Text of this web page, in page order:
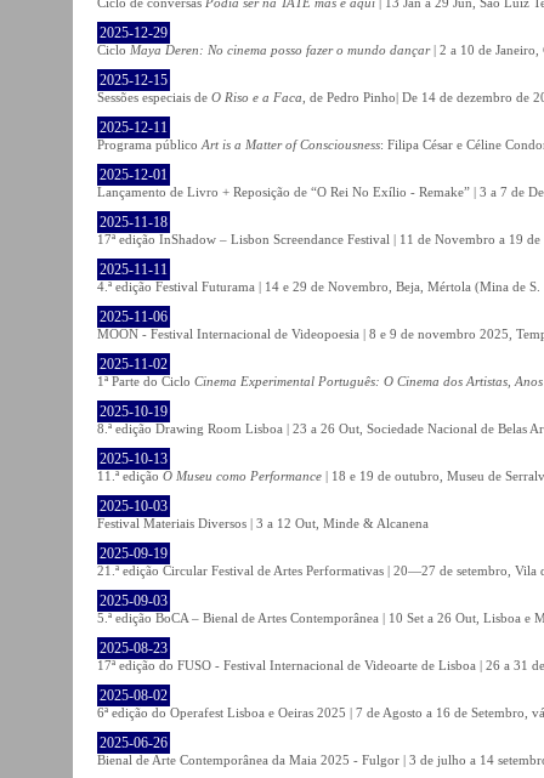
2025-12-29
Ciclo Maya Deren: No cinema posso fazer o mundo dançar| 2 a 10 de Janeiro,
2025-12-15
Sessões especiais de O Riso e a Faca , de Pedro Pinho| De 14 de dezembro de
2025-12-11
Programa público Art is a Matter of Consciousness: Filipa César e Céline
2025-12-01
Lançamento de Livro + Reposição de “O Rei No Exílio - Remake” | 3 a 7 de
2025-11-18
17ª edição InShadow – Lisbon Screendance Festival | 11 de Novembro a 19
2025-11-11
4.ª edição Festival Futurama | 14 e 29 de Novembro, Beja, Mértola (Mina de
2025-11-06
MOON - Festival Internacional de Videopoesia | 8 e 9 de novembro 2025,
2025-11-02
1ª Parte do Ciclo Cinema Experimental Português: O Cinema dos Artistas,
2025-10-19
8.ª edição Drawing Room Lisboa | 23 a 26 Out, Sociedade Nacional de Belas
2025-10-13
11.ª edição O Museu como Performance | 18 e 19 de outubro, Museu de
2025-10-03
Festival Materiais Diversos | 3 a 12 Out, Minde & Alcanena
2025-09-19
21.ª edição Circular Festival de Artes Performativas | 20—27 de setembro, Vila
2025-09-03
5.ª edição BoCA – Bienal de Artes Contemporânea | 10 Set a 26 Out, Lisboa e
2025-08-23
17ª edição do FUSO - Festival Internacional de Videoarte de Lisboa | 26 a 31
2025-08-02
6ª edição do Operafest Lisboa e Oeiras 2025 | 7 de Agosto a 16 de Setembro,
2025-06-26
Bienal de Arte Contemporânea da Maia 2025 - Fulgor | 3 de julho a 14